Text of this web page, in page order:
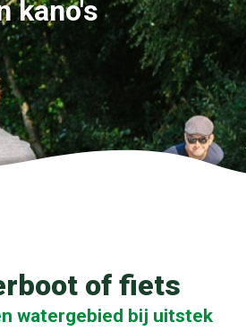
kano's
of fiets
watergebied bij uitstek